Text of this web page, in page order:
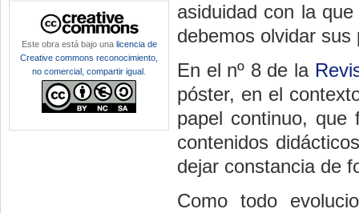
asiduidad con la
debemos olvidar
En el nº 8 de la
póster, en el
papel continuo,
contenidos
dejar constancia de
Como todo
Este obra está bajo una licencia de
Creative commons reconocimiento,
no comercial, compartir igual